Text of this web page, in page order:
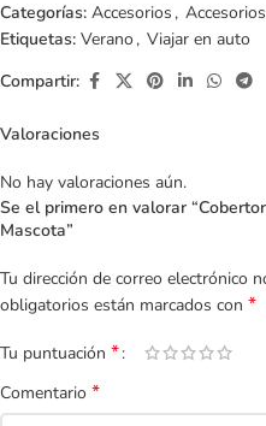
Categorías: Accesorios ,
Etiquetas: Verano , Viajar en auto
Compartir:
Valoraciones
No hay valoraciones aún.
Se el primero en valorar
Mascota”
Tu dirección de correo electrónico
obligatorios están marcados con *
Tu puntuación *
Comentario *